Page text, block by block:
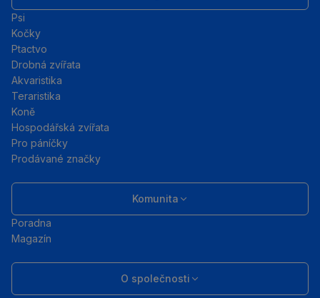
Psi
Kočky
Ptactvo
Drobná zvířata
Akvaristika
Teraristika
Koně
Hospodářská zvířata
Pro páníčky
Prodávané značky
Komunita
Poradna
Magazín
O společnosti